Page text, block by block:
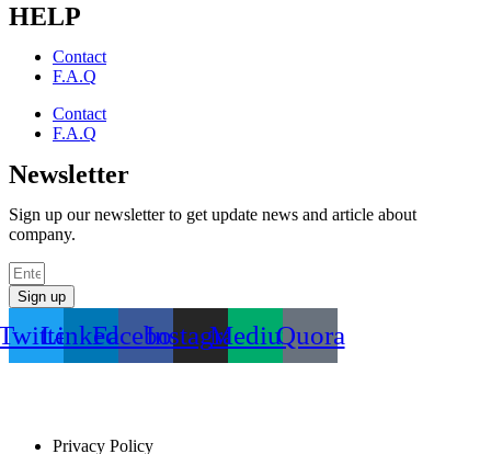
HELP
Contact
F.A.Q
Contact
F.A.Q
Newsletter
Sign up our newsletter to get update news and article about
company.
Sign up
LinkedinFacebookInstagramMediumQuora
Privacy Policy